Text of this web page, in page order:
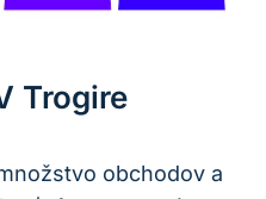
Trogire
obchodov a